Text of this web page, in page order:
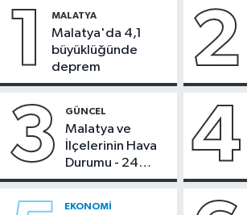
1 MALATYA
Malatya'da 4,1
büyüklüğünde
deprem
2
3 GÜNCEL
Malatya ve
İlçelerinin Hava
Durumu - 24
Temmuz 2026
4
EKONOMI